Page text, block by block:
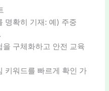
명확히 기재: 예) 주중
을 구체화하고 안전 교육
키워드를 빠르게 확인 가